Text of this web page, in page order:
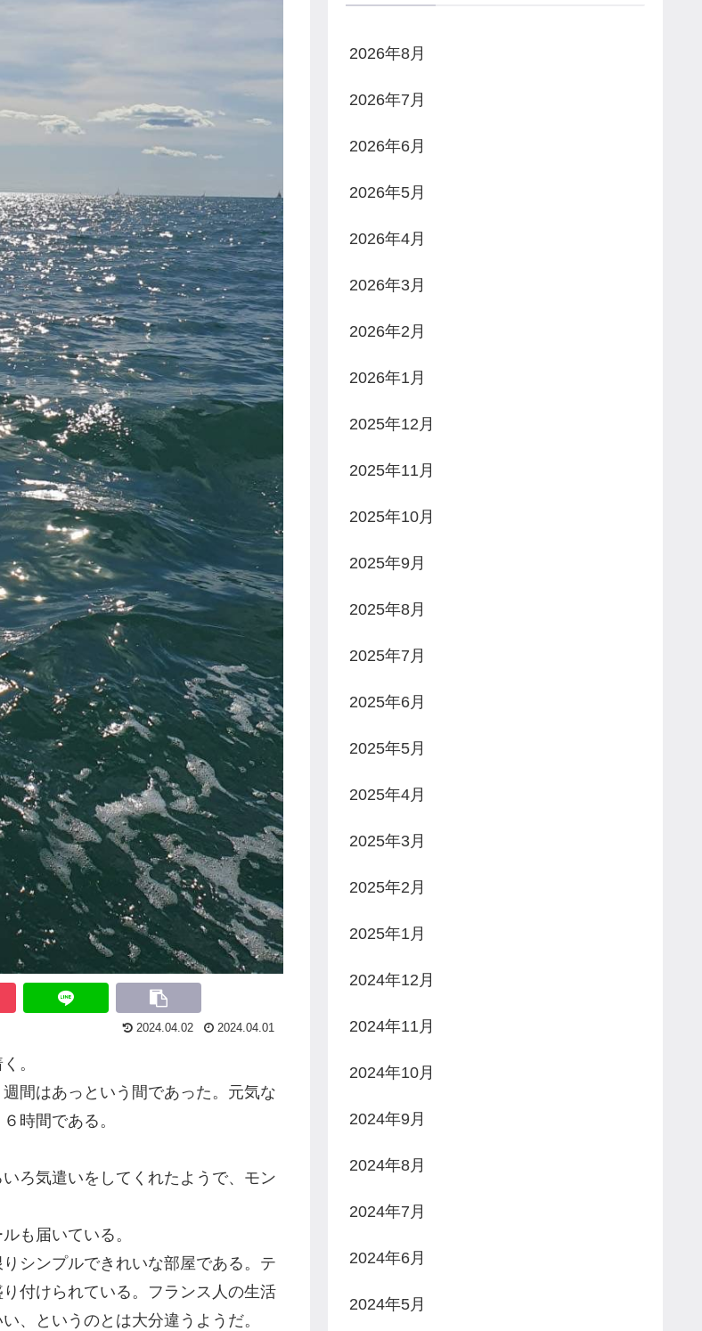
2024.04.02 2024.04.01
。
間はあっという 間であった。 元気な
時間である。
ろ気遣いをしてくれたようで、 モン
も届いている。
シンプルできれいな部屋である。テ
付けられている。
フランス人の生活
、 というのとは大分違うようだ。
2026年8月
2026年7月
2026年6月
2026年5月
2026年4月
2026年3月
2026年2月
2026年1月
2025年12月
2025年11月
2025年10月
2025年9月
2025年8月
2025年7月
2025年6月
2025年5月
2025年4月
2025年3月
2025年2月
2025年1月
2024年12月
2024年11月
2024年10月
2024年9月
2024年8月
2024年7月
2024年6月
2024年5月